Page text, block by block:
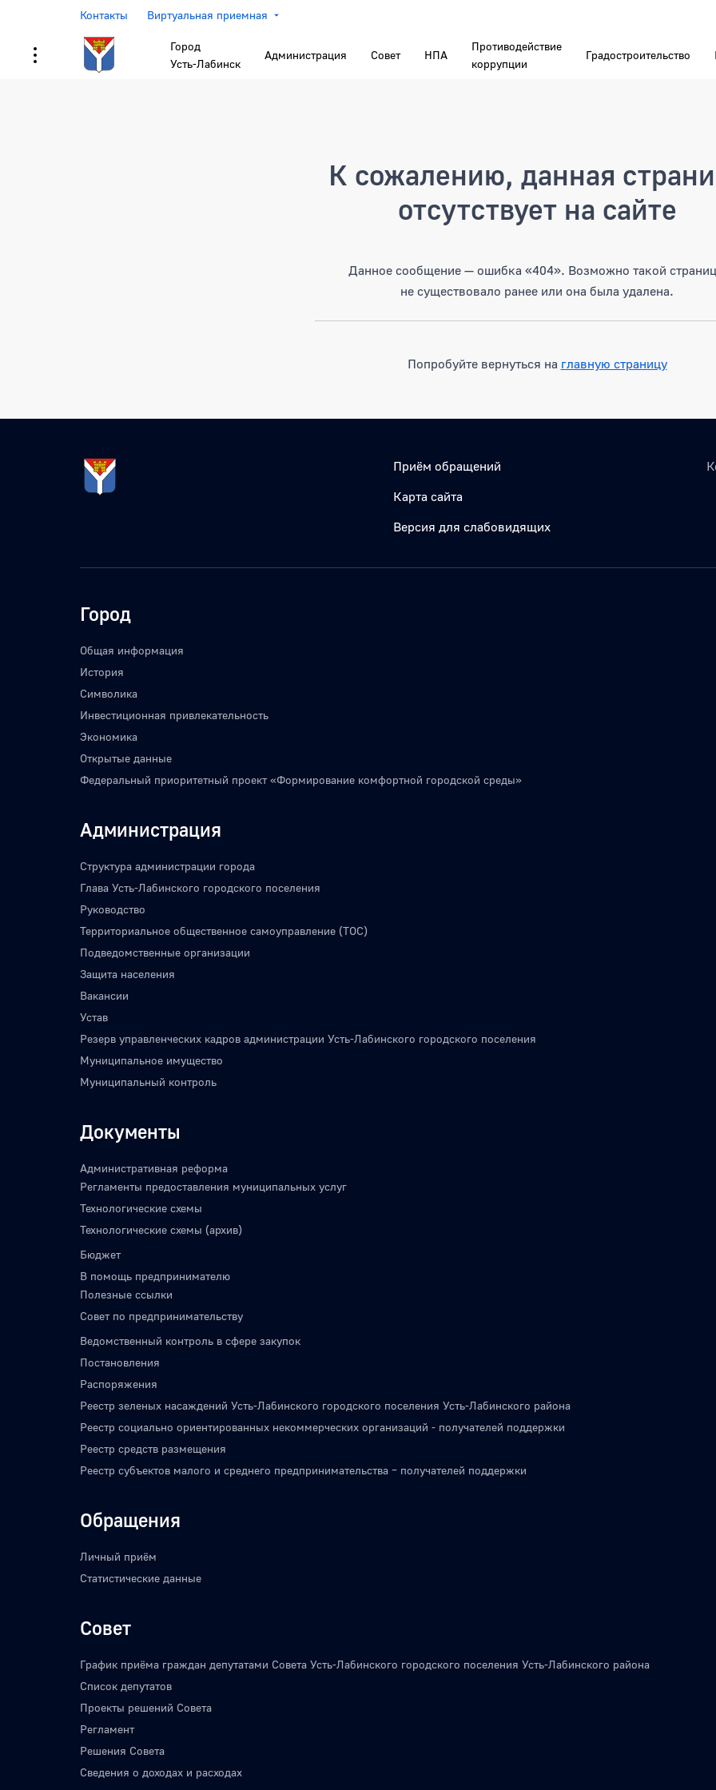
Контакты Виртуальная приемная
Город
Усть-Лабинск
Администрация Совет НПА
Противодействие
коррупции
Градостроительство
К сожалению, данная
отсутствует на сайте
Данное сообщение — ошибка «404». Возможно такой
не существовало ранее или она была удалена.
Попробуйте вернуться на главную страницу
Приём обращений
Карта сайта
Версия для слабовидящих
Город
Общая информация
История
Символика
Инвестиционная привлекательность
Экономика
Открытые данные
Федеральный приоритетный проект «Формирование комфортной городской среды»
Администрация
Структура администрации города
Глава Усть-Лабинского городского поселения
Руководство
Территориальное общественное самоуправление (ТОС)
Подведомственные организации
Защита населения
Вакансии
Устав
Резерв управленческих кадров администрации Усть-Лабинского городского поселения
Муниципальное имущество
Муниципальный контроль
Документы
Административная реформа
Регламенты предоставления муниципальных услуг
Технологические схемы
Технологические схемы (архив)
Бюджет
В помощь предпринимателю
Полезные ссылки
Совет по предпринимательству
Ведомственный контроль в сфере закупок
Постановления
Распоряжения
Реестр зеленых насаждений Усть-Лабинского городского поселения Усть-Лабинского района
Реестр социально ориентированных некоммерческих организаций - получателей поддержки
Реестр средств размещения
Реестр субъектов малого и среднего предпринимательства – получателей поддержки
Обращения
Личный приём
Статистические данные
Совет
График приёма граждан депутатами Совета Усть-Лабинского городского поселения Усть-Лабинского района
Список депутатов
Проекты решений Совета
Регламент
Решения Совета
Сведения о доходах и расходах